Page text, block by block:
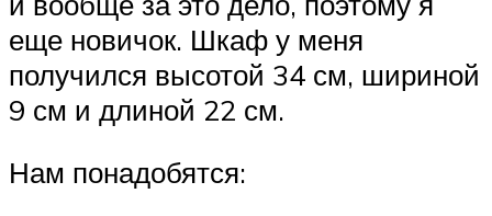
еще новичок. Шкаф у меня
получился высотой 34 см, шириной
9 см и длиной 22 см.
Нам понадобятся: